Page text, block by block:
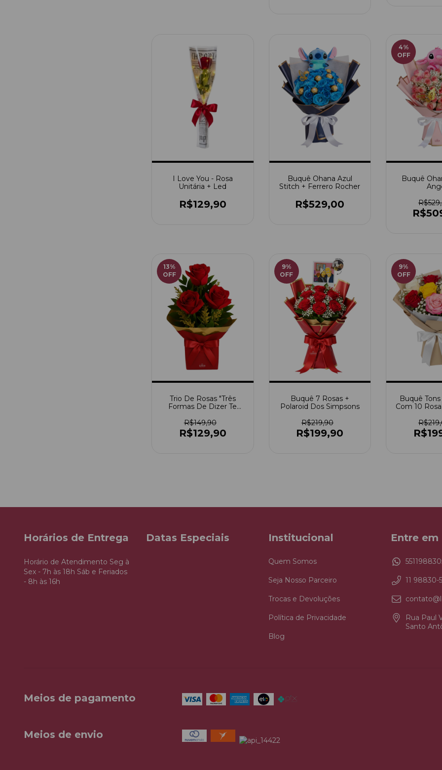
I Love You - Rosa
Unitária + Led
R$129,90
Buquê Ohana Azul
Stitch + Ferrero Rocher
R$529,00
4%
OFF
Buquê
13%
OFF
Trio De Rosas "Três
Formas De Dizer Te
R$149,90
R$129,90
9%
OFF
Buquê 7 Rosas +
Polaroid Dos Simpsons
R$219,90
R$199,90
9%
OFF
Buquê
Com 10
Horários de Entrega
Horário de Atendimento Seg à
Sex - 7h às 18h Sáb e Feriados
- 8h às 16h
Datas Especiais Institucional
Quem Somos
Seja Nosso Parceiro
Trocas e Devoluções
Política de Privacidade
Blog
Entre
11 98830-
Rua Paul
Santo
Meios de pagamento
Meios de envio